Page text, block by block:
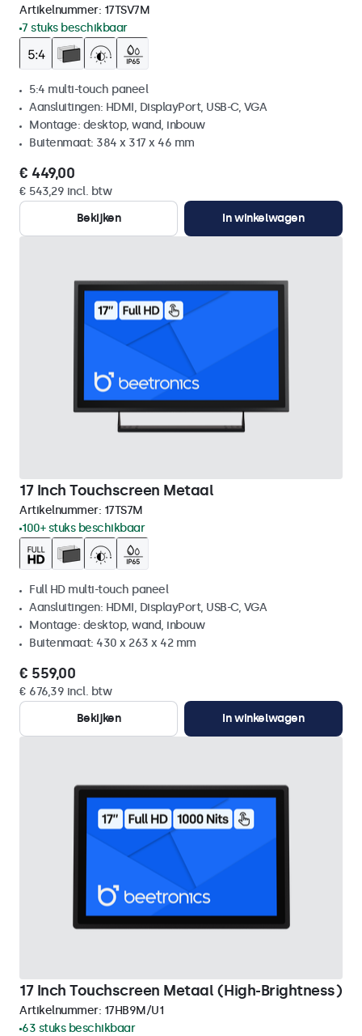
Artikelnummer: 17TSV7M
7 stuks beschikbaar
5:4 multi-touch paneel
Aansluitingen: HDMI, DisplayPort, USB-C, VGA
Montage: desktop, wand, inbouw
Buitenmaat: 384 x 317 x 46 mm
€ 449,00
€ 543,29 incl. btw
Bekijken
In winkelwagen
17 Inch Touchscreen Metaal
Artikelnummer: 17TS7M
100+ stuks beschikbaar
Full HD multi-touch paneel
Aansluitingen: HDMI, DisplayPort, USB-C, VGA
Montage: desktop, wand, inbouw
Buitenmaat: 430 x 263 x 42 mm
€ 559,00
€ 676,39 incl. btw
Bekijken
In winkelwagen
17 Inch Touchscreen Metaal (High-Brightness)
Artikelnummer: 17HB9M/U1
63 stuks beschikbaar